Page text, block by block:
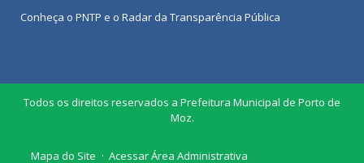
Conheça o PNTP e o Radar da Transparência Pública
Todos os direitos reservados a Prefeitura Municipal de Porto de
Moz.
Mapa do Site Acessar Área Administrativa